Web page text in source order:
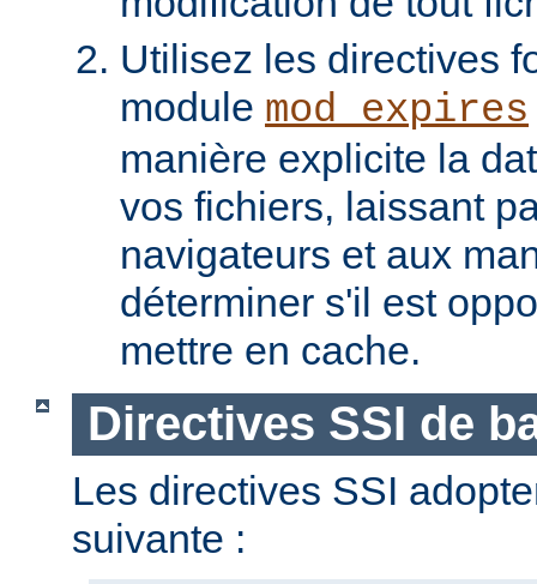
Utilisez les directives
module mod_expires
manière explicite la
vos fichiers, laissant
navigateurs et aux
déterminer s'il est
mettre en cache.
Directives SSI de
Les directives SSI
suivante :